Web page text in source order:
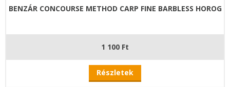
BENZÁR CONCOURSE METHOD CARP FINE BARBLESS HOROG
1 100 Ft
Részletek